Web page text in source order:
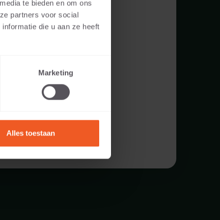
te bieden en om ons
partners voor social
die u aan ze heeft
Marketing
Alles toestaan